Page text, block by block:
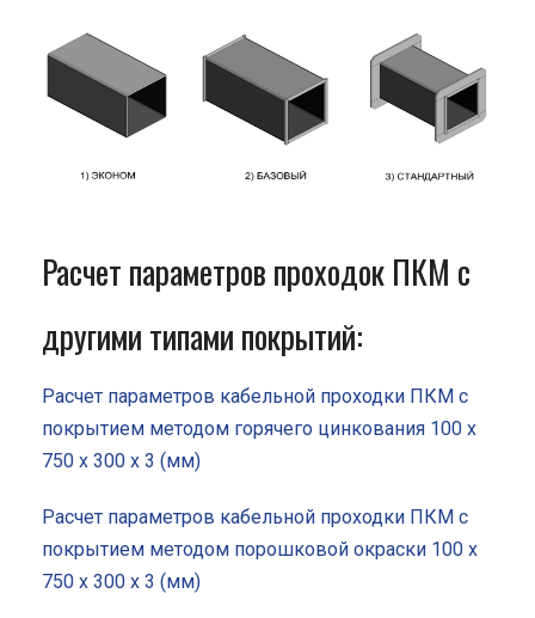
Расчет параметров проходок ПКМ с
другими типами покрытий:
Расчет параметров кабельной проходки ПКМ с
покрытием методом горячего цинкования 100 x
750 x 300 x 3 (мм)
Расчет параметров кабельной проходки ПКМ с
покрытием методом порошковой окраски 100 x
750 x 300 x 3 (мм)